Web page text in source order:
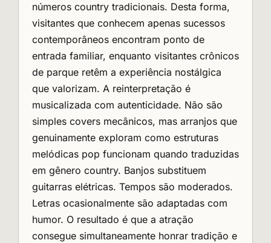
números country tradicionais. Desta forma,
visitantes que conhecem apenas sucessos
contemporâneos encontram ponto de
entrada familiar, enquanto visitantes crônicos
de parque retêm a experiência nostálgica
que valorizam. A reinterpretação é
musicalizada com autenticidade. Não são
simples covers mecânicos, mas arranjos que
genuinamente exploram como estruturas
melódicas pop funcionam quando traduzidas
em gênero country. Banjos substituem
guitarras elétricas. Tempos são moderados.
Letras ocasionalmente são adaptadas com
humor. O resultado é que a atração
consegue simultaneamente honrar tradição e